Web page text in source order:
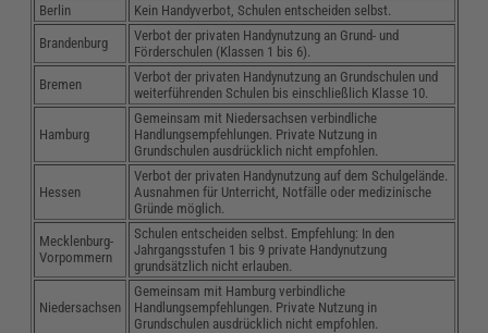
Berlin
Kein Handyverbot, Schulen entscheiden selbst.
Brandenburg
Verbot der privaten Handynutzung an Grund- und
Förderschulen (Klassen 1 bis 6).
Bremen
Verbot der privaten Handynutzung an Grundschulen und
weiterführenden Schulen bis einschließlich Klasse 10.
Hamburg
Gemeinsam mit Niedersachsen verbindliche
Handlungsempfehlungen. Private Nutzung in
Grundschulen ausdrücklich nicht empfohlen.
Hessen
Verbot der privaten Handynutzung auf dem Schulgelände.
Ausnahmen für Unterricht, Notfälle oder medizinische
Gründe möglich.
Mecklenburg-
Vorpommern
Schulen entscheiden selbst. Empfehlung: In den
Jahrgangsstufen 1 bis 9 private Handynutzung
grundsätzlich nicht erlauben.
Niedersachsen
Gemeinsam mit Hamburg verbindliche
Handlungsempfehlungen. Private Nutzung in
Grundschulen ausdrücklich nicht empfohlen.